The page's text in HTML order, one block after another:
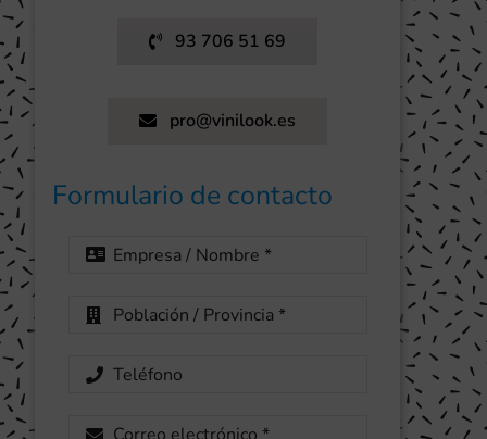
93 706 51 69
pro@vinilook.es
Formulario de contacto